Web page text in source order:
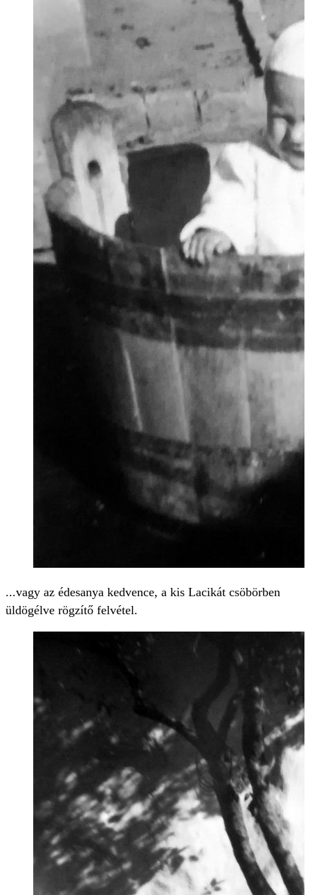
...vagy az édesanya kedvence, a kis Lacikát csöbörben
üldögélve rögzítő felvétel.